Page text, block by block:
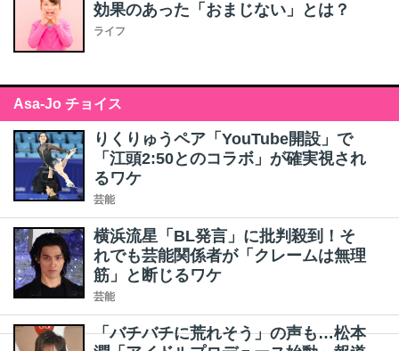
効果のあった「おまじない」とは？
ライフ
Asa-Jo チョイス
りくりゅうペア「YouTube開設」で
「江頭2:50とのコラボ」が確実視され
るワケ
芸能
横浜流星「BL発言」に批判殺到！そ
れでも芸能関係者が「クレームは無理
筋」と断じるワケ
芸能
「バチバチに荒れそう」の声も…松本